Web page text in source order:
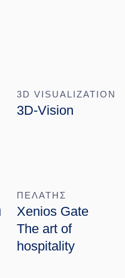
3D VISUALIZATION
3D-Vision
ΠΕΛΑΤΗΣ
Xenios Gate
The art of
hospitality